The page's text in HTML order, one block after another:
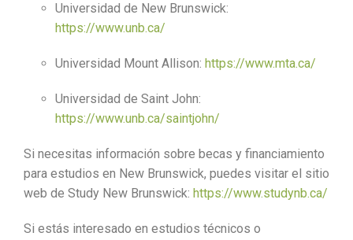
Universidad de New Brunswick:
https://www.unb.ca/
Universidad Mount Allison: https://www.mta.ca/
Universidad de Saint John:
https://www.unb.ca/saintjohn/
Si necesitas información sobre becas y financiamiento
para estudios en New Brunswick, puedes visitar el sitio
web de Study New Brunswick: https://www.studynb.ca/
Si estás interesado en estudios técnicos o